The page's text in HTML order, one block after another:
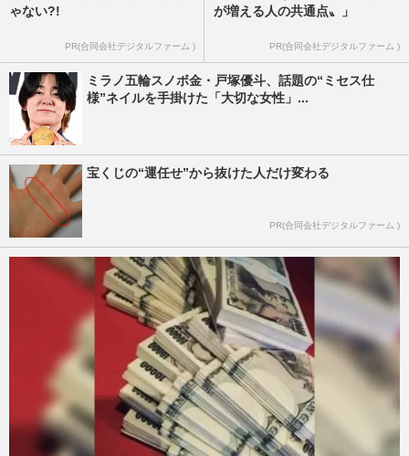
ゃない?!
PR(合同会社デジタルファーム )
が増える人の共通点〟」
PR(合同会社デジタルファーム )
ミラノ五輪スノボ金・戸塚優斗、話題の“ミセス仕
様”ネイルを手掛けた「大切な女性」...
宝くじの“運任せ”から抜けた人だけ変わる
PR(合同会社デジタルファーム )